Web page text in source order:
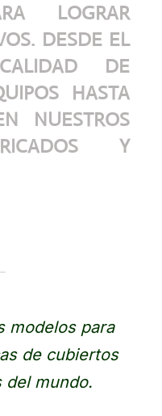
LOGRAR
DESDE EL
DE
HASTA
NUESTROS
Y
modelos para
de cubiertos
del mundo.